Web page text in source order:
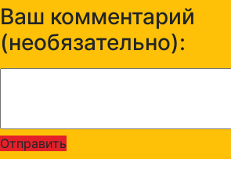
Ваш комментарий
(необязательно):
Отправить